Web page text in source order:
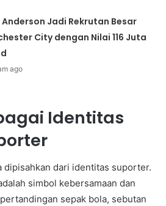
Anderson Jadi Rekrutan Besar
City dengan Nilai 116 Juta
ago
Identitas
dipisahkan dari identitas suporter.
simbol kebersamaan dan
sepak bola, sebutan